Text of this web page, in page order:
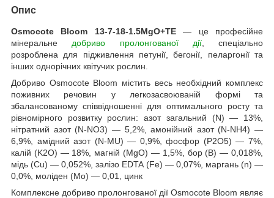
Опис
Osmocote Bloom 13-7-18-1.5MgO+TE— це професійне
мінеральне добриво пролонгованої дії, спеціально
розроблена для підживлення петунії, бегонії, пеларгонії та
інших однорічних квітучих рослин.
Добриво Osmocote Bloom містить весь необхідний комплекс
поживних речовин у легкозасвоюваній формі та
збалансованому співвідношенні для оптимального росту та
рівномірного розвитку рослин: азот загальний (N) — 13%,
нітратний азот (N-NO3) — 5,2%, амонійний азот (N-NH4) —
6,9%, амідний азот (N-MU) — 0,9%, фосфор (P2O5) — 7%,
калій (K2O) — 18%, магній (MgO) — 1,5%, бор (В) — 0,018%,
мідь (Cu) — 0,052%, залізо EDTA (Fe) — 0,07%, маргань (n) —
0,0%, моліден (Mo) — 0,01, цинк
Комплексне добриво пролонгованої дії Osmocote Bloom являє